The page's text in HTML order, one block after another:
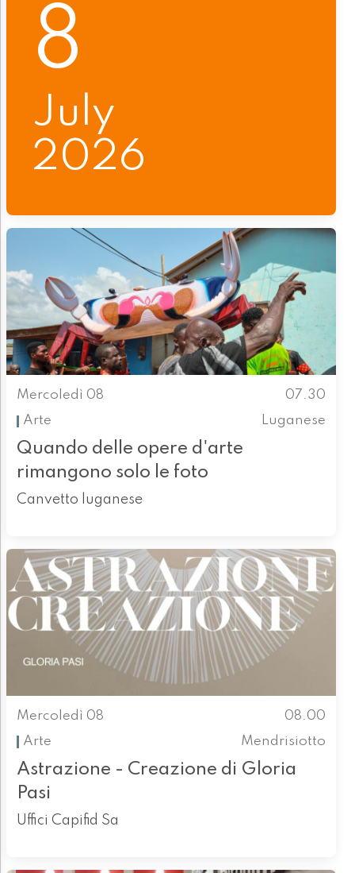
8
July
2026
Mercoledì 08
07.30
Arte
Luganese
Quando delle opere d'arte
rimangono solo le foto
Canvetto luganese
Mercoledì 08
08.00
Arte
Mendrisiotto
Astrazione - Creazione di Gloria
Pasi
Uffici Capifid Sa